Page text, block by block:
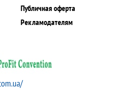
Публичная оферта
Рекламодателям